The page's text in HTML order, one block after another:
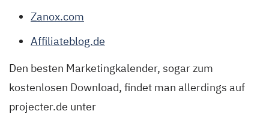
Zanox.com
Affiliateblog.de
Den besten Marketingkalender, sogar zum
kostenlosen Download, findet man allerdings auf
projecter.de unter